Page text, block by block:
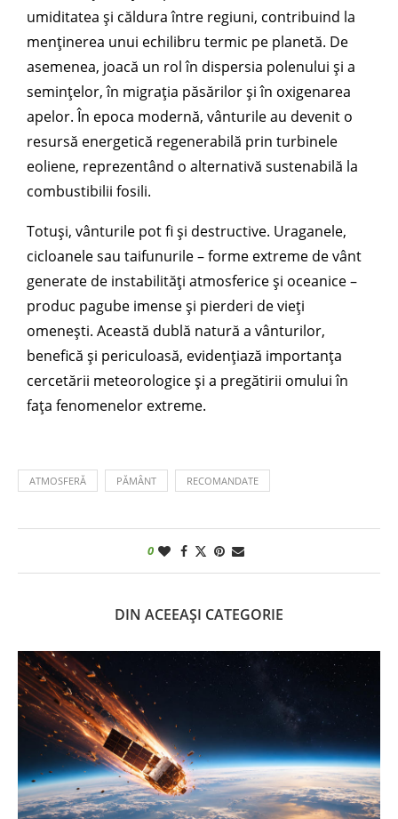
umiditatea și căldura între regiuni, contribuind la
menținerea unui echilibru termic pe planetă. De
asemenea, joacă un rol în dispersia polenului și a
semințelor, în migrația păsărilor și în oxigenarea
apelor. În epoca modernă, vânturile au devenit o
resursă energetică regenerabilă prin turbinele
eoliene, reprezentând o alternativă sustenabilă la
combustibilii fosili.
Totuși, vânturile pot fi și destructive. Uraganele,
cicloanele sau taifunurile – forme extreme de vânt
generate de instabilități atmosferice și oceanice –
produc pagube imense și pierderi de vieți
omenești. Această dublă natură a vânturilor,
benefică și periculoasă, evidențiază importanța
cercetării meteorologice și a pregătirii omului în
fața fenomenelor extreme.
ATMOSFERĂ PĂMÂNT RECOMANDATE
0
DIN ACEEAȘI CATEGORIE